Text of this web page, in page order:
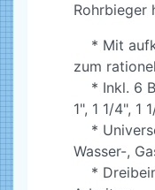
Rohrbieger
* Mit
zum
* Inkl. 6
1", 1 1/4", 1
*
Wasser-,
*